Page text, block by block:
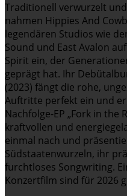
Traditionell verwurzelt
nahmen Hippies And
legendären Studios wie
Sound und East Avalon
Spirit ein, der
geprägt hat. Ihr
(2023) fängt die rohe,
Auftritte perfekt ein und
Nachfolge-EP „Fork in the
kraftvollen und
einmal nach und
Südstaatenwurzeln, ihr
furchtloses Songwriting.
Konzertfilm sind für 2026